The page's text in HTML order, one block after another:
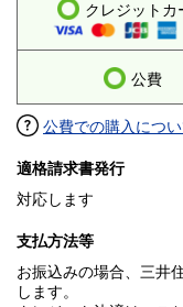
クレジットカ
公費
公費での購入につ
適格請求書発行
対応します
支払方法等
お振込みの場合、三井
します。